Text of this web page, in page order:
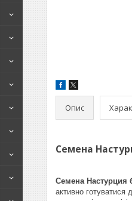
Опис
Семена
Семена Настурция
активно готуватися